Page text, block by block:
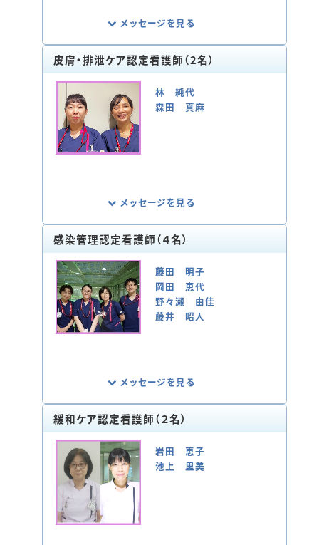
メッセージを見る
がん化学療法を受ける患者さまが安全・安
楽に治療を受けられるよう、治療当日の対
応だけでなく、自宅でも安心して過ごしてい
ただけるように支援をおこなっています。
ご家族も含めたサポートを行い、化学療法
を受けながら患者さまがその人らしく過ご
せることを目標に活動しています。
皮膚・排泄ケア認定看護師（2名）
林 純代
森田 真麻
メッセージを見る
私たち皮膚・排泄ケア認定看護師は、人工
肛門・人工膀胱を造設する患者さまの術前・
術後・退院後のケア、褥瘡発生リスクの高い
患者さまや褥瘡保有患者さまの褥瘡予防ケ
ア・創傷ケア、フットケアなどの看護ケアを
実践しています。
外来から病棟まで継続的に、患者さまの抱く
きること、創傷が治癒することを目指して、
日々看護ケアを提供しています。
感染管理認定看護師（４名）
藤田 明子
岡田 恵代
野々瀬 由佳
藤井 昭人
メッセージを見る
「世はまさに耐性菌時代」
2050年には、薬剤耐性菌による死者ががん
による死者を超えてしまうと言われている
中、耐性菌から患者さまを守るべく医師、看
護師、薬剤師、検査技師と連携しながら活動
しています。
特定行為研修を修了し、感染対策と感染症
診療の両輪をまわすことの重要性を再認識
緩和ケア認定看護師（２名）
岩田 恵子
池上 里美